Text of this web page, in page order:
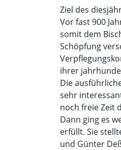
Ziel des
Vor fast 900
somit dem
Schöpfung
ihrer
Die
sehr
noch freie Zeit
Dann ging es
erfüllt. Sie
und Günter